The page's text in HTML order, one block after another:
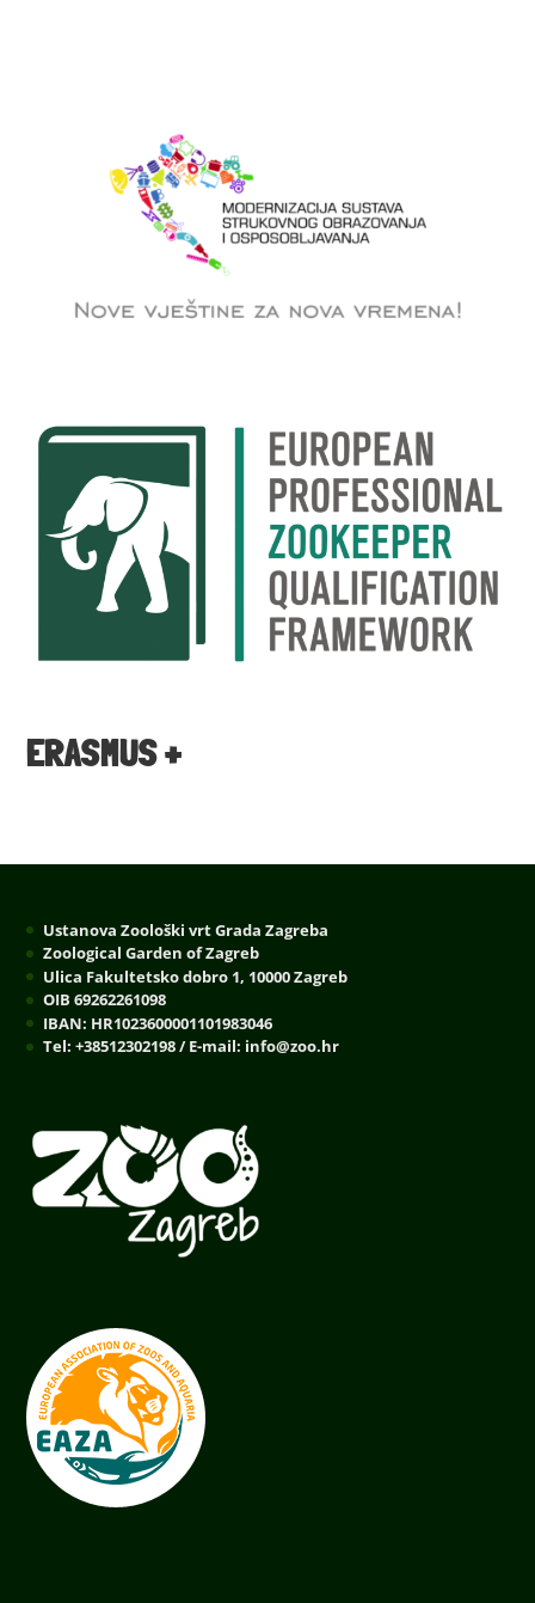
ERASMUS +
Ustanova Zoološki vrt Grada Zagreba
Zoological Garden of Zagreb
Ulica Fakultetsko dobro 1, 10000 Zagreb
OIB 69262261098
IBAN: HR1023600001101983046
Tel: +38512302198 / E-mail: info@zoo.hr